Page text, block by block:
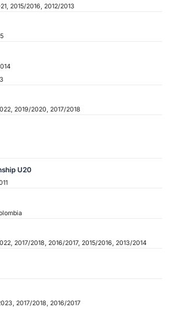
2015/2016, 2012/2013
2019/2020, 2017/2018
U20
2017/2018, 2016/2017, 2015/2016, 2013/2014
2017/2018, 2016/2017